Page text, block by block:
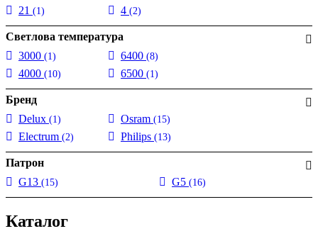
21 (1) 4 (2)
Светлова температура
3000 (1)
4000 (10)
6400 (8)
6500 (1)
Бренд
Delux (1)
Electrum (2)
Osram (15)
Philips (13)
Патрон
G13 (15) G5 (16)
Каталог